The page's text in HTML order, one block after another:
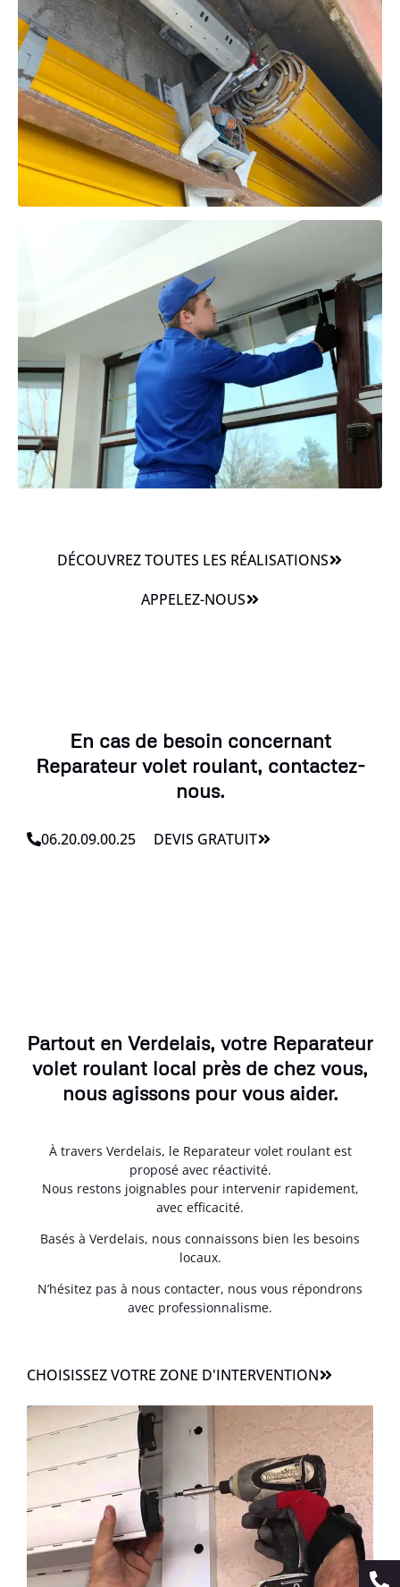
DÉCOUVREZ TOUTES LES RÉALISATIONS
APPELEZ-NOUS
En cas de besoin concernant
Reparateur volet roulant, contactez-
nous.
06.20.09.00.25 DEVIS GRATUIT
Partout en Verdelais, votre Reparateur
volet roulant local près de chez vous,
nous agissons pour vous aider.
À travers Verdelais, le Reparateur volet roulant est
proposé avec réactivité.
Nous restons joignables pour intervenir rapidement,
avec efficacité.
Basés à Verdelais, nous connaissons bien les besoins
locaux.
N’hésitez pas à nous contacter, nous vous répondrons
avec professionnalisme.
CHOISISSEZ VOTRE ZONE D'INTERVENTION